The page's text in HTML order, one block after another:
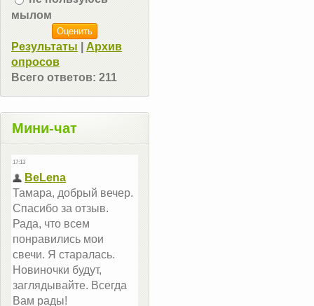
мылом
Результаты
Архив
опросов
Всего ответов: 211
Мини-чат